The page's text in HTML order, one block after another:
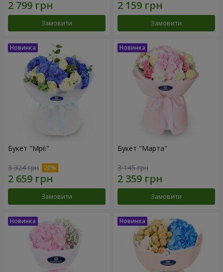
Замовити Замовити
Букет "Мрії"
3 324 грн
Замовити
Букет "Марта"
3 145 грн
Замовити